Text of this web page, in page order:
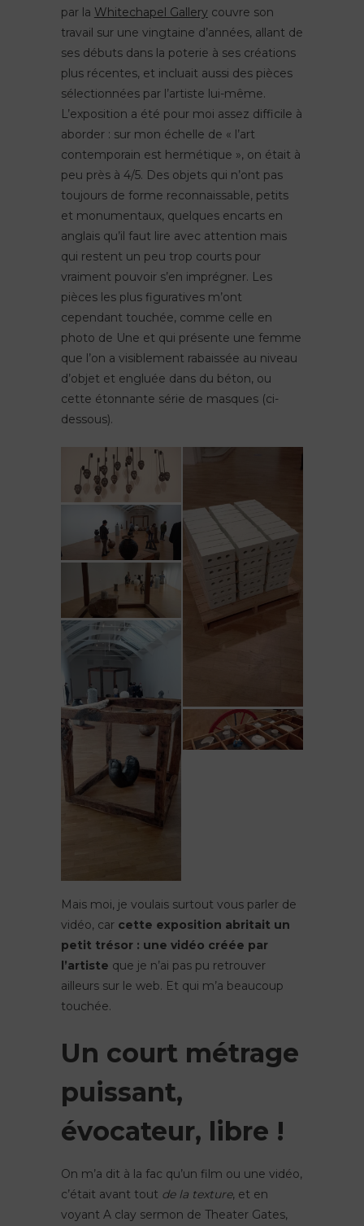
par la Whitechapel Gallery couvre son
travail sur une vingtaine d’années, allant de
ses débuts dans la poterie à ses créations
plus récentes, et incluait aussi des pièces
sélectionnées par l’artiste lui-même.
L’exposition a été pour moi assez difficile à
aborder : sur mon échelle de « l’art
contemporain est hermétique », on était à
peu près à 4/5. Des objets qui n’ont pas
toujours de forme reconnaissable, petits
et monumentaux, quelques encarts en
anglais qu’il faut lire avec attention mais
qui restent un peu trop courts pour
vraiment pouvoir s’en imprégner. Les
pièces les plus figuratives m’ont
cependant touchée, comme celle en
photo de Une et qui présente une femme
que l’on a visiblement rabaissée au niveau
d’objet et engluée dans du béton, ou
cette étonnante série de masques (ci-
dessous).
Mais moi, je voulais surtout vous parler de
vidéo, car cette exposition abritait un
petit trésor : une vidéo créée par
l’artiste que je n’ai pas pu retrouver
ailleurs sur le web. Et qui m’a beaucoup
touchée.
Un court métrage
puissant,
évocateur, libre !
On m’a dit à la fac qu’un film ou une vidéo,
c’était avant tout de la texture, et en
voyant A clay sermon de Theater Gates,